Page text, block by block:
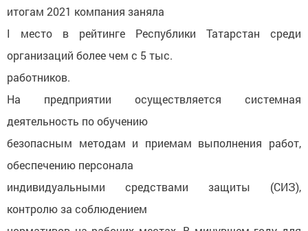
итогам 2021 компания заняла
I место в рейтинге Республики Татарстан среди
организаций более чем с 5 тыс.
работников.
На предприятии осуществляется системная
деятельность по обучению
безопасным методам и приемам выполнения работ,
обеспечению персонала
индивидуальными средствами защиты (СИЗ),
контролю за соблюдением